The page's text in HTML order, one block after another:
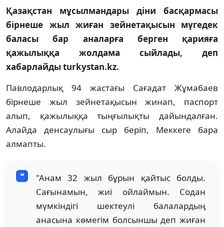
Қазақстан мұсылмандары діни басқармасы
бірнеше жыл жиған зейнетақысын мүгедек
баласы бар аналарға берген қарияға
қажылыққа жолдама сыйлады, деп
хабарлайды turkystan.kz.
Павлодарлық 94 жастағы Сағадат Жұмабаев
бірнеше жыл зейнетақысын жинап, паспорт
алып, қажылыққа тыңғылықты дайындалған.
Алайда денсаулығы сыр беріп, Меккеге бара
алмапты.
"Анам 32 жыл бұрын қайтыс болды.
Сағынамын, жиі ойлаймын. Содан
мүмкіндігі шектеулі балалардың
анасына көмегім болсыншы деп жиған